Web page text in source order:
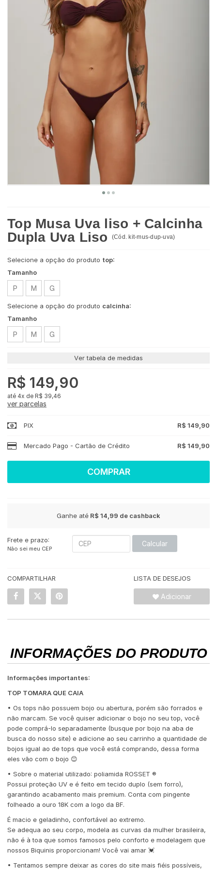
Top Musa Uva liso + Calcinha
Dupla Uva Liso
(Cód. kit-mus-dup-uva)
Selecione a opção do produto top:
Tamanho
P M G
Selecione a opção do produto calcinha:
Tamanho
P M G
Ver tabela de medidas
R$ 149,90
4x de R$ 39,46
ver parcelas
PIX R$ 149,90
Mercado Pago - Cartão de Crédito R$ 149,90
COMPRAR
Ganhe até R$ 14,99 de cashback
Frete e prazo:
Não sei meu CEP
Calcular
COMPARTILHAR LISTA DE DESEJOS
Adicionar
INFORMAÇÕES DO PRODUTO
Informações importantes:
TOP TOMARA QUE CAIA
• Os tops não possuem bojo ou abertura, porém são forrados e
não marcam. Se você quiser adicionar o bojo no seu top, você
pode comprá-lo separadamente (busque por bojo na aba de
busca do nosso site) e adicione ao seu carrinho a quantidade de
bojos igual ao de tops que você está comprando, dessa forma
eles vão com o bojo 😊
• Sobre o material utilizado: poliamida ROSSET ®️
Possui proteção UV e é feito em tecido duplo (sem forro),
garantindo acabamento mais premium. Conta com pingente
folheado a ouro 18K com a logo da BF.
É macio e geladinho, confortável ao extremo.
Se adequa ao seu corpo, modela as curvas da mulher brasileira,
não é à toa que somos famosos pelo conforto e modelagem que
nossos Biquinis proporcionam! Você vai amar 💓
• Tentamos sempre deixar as cores do site mais fiéis possíveis,